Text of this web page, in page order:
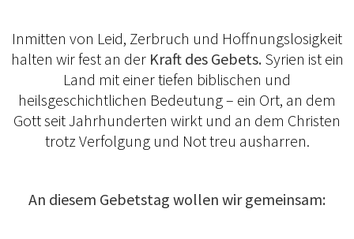
Inmitten von Leid, Zerbruch und Hoffnungslosigkeit
halten wir fest an der Kraft des Gebets.Syrien ist ein
Land mit einer tiefen biblischen und
heilsgeschichtlichen Bedeutung – ein Ort, an dem
Gott seit Jahrhunderten wirkt und an dem Christen
trotz Verfolgung und Not treu ausharren.
An diesem Gebetstag wollen wir gemeinsam: